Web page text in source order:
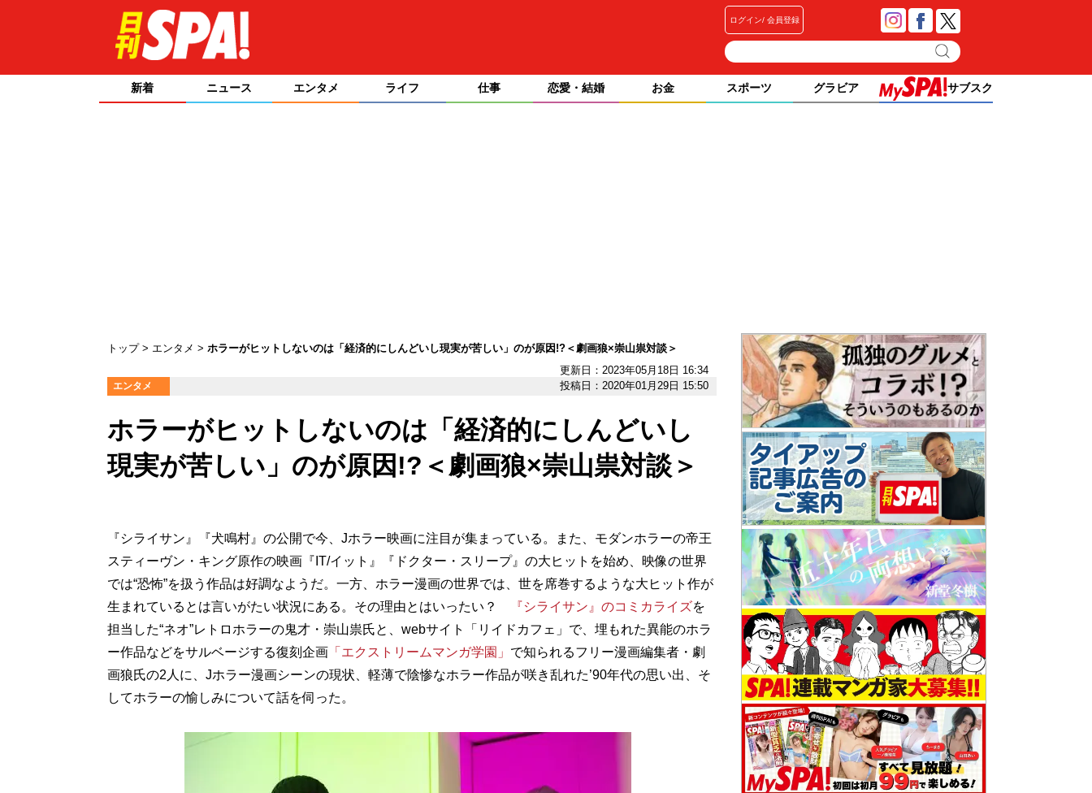
ログイン 会員登録
新着 ニュース エンタメ ライフ 仕事 恋愛・結婚 お金 スポーツ グラビア サブスク
トップ エンタメ
ホラーがヒットしないのは「経済的にしんどいし現実が苦しい」のが原因!?＜劇画狼×崇山祟対談＞
更新日：2023年05月18日 16:34
エンタメ 投稿日：2020年01月29日 15:50
ホラーがヒットしないのは「経済的にしんどいし
現実が苦しい」のが原因!?＜劇画狼×崇山祟対談＞
『シライサン』『犬鳴村』の公開で今、Jホラー映画に注目が集まっている。また、モダンホラーの帝王
スティーヴン・キング原作の映画『IT/イット』『ドクター・スリープ』の大ヒットを始め、映像の世界
では“恐怖”を扱う作品は好調なようだ。一方、ホラー漫画の世界では、世を席巻するような大ヒット作が
生まれているとは言いがたい状況にある。その理由とはいったい？
『シライサン』のコミカライズを
担当した“ネオ”レトロホラーの鬼才・崇山祟氏と、webサイト「リイドカフェ」で、埋もれた異能のホラ
ー作品などをサルベージする復刻企画「エクストリームマンガ学園」 で知られるフリー漫画編集者・劇
画狼氏の2人に、Jホラー漫画シーンの現状、軽薄で陰惨なホラー作品が咲き乱れた’90年代の思い出、そ
してホラーの愉しみについて話を伺った。